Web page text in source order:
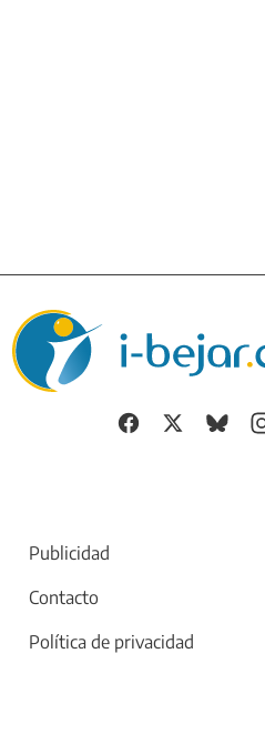
Publicidad
Contacto
Política de privacidad